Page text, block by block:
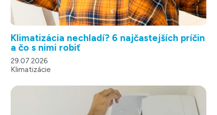
Klimatizácia nechladí? 6 najčastejších príčin
a čo s nimi robiť
29.07.2026
Klimatizácie